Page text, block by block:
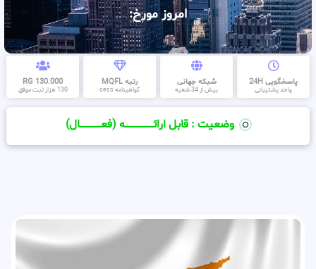
امروز مورخ:
پاسخگویی 24H
واحد پشتیبانی
شبکه جهانی
بیش از 34 شعبه
رتبه MQFL
گواهینامه cess
130.000 RG
130 هزار ثبت موفق
وضعیت : قابل ارائــــــــــــــــــــه (فعـــــــــــــــال)